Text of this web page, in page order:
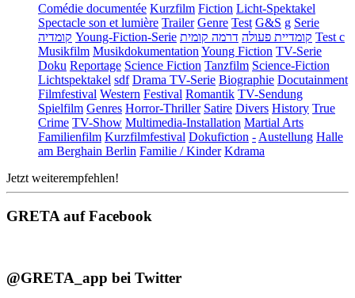
Comédie documentée Kurzfilm Fiction Licht-Spektakel
Spectacle son et lumière Trailer Genre Test G&S g Serie
קומדיה Young-Fiction-Serie קומדיית פעולה דרמה קומית
Test c
Musikfilm Musikdokumentation Young Fiction TV-Serie
Doku Reportage Science Fiction Tanzfilm Science-Fiction
Lichtspektakel sdf Drama TV-Serie Biographie Docutainment
Filmfestival Western Festival Romantik TV-Sendung
Spielfilm Genres Horror-Thriller Satire Divers History True
Crime TV-Show Multimedia-Installation Martial Arts
Familienfilm Kurzfilmfestival Dokufiction - Austellung Halle
am Berghain Berlin Familie / Kinder Kdrama
Jetzt weiterempfehlen!
GRETA auf Facebook
@GRETA_app bei Twitter